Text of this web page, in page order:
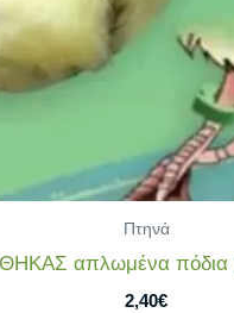
Πτηνά
απλωμένα πόδια
2,40€